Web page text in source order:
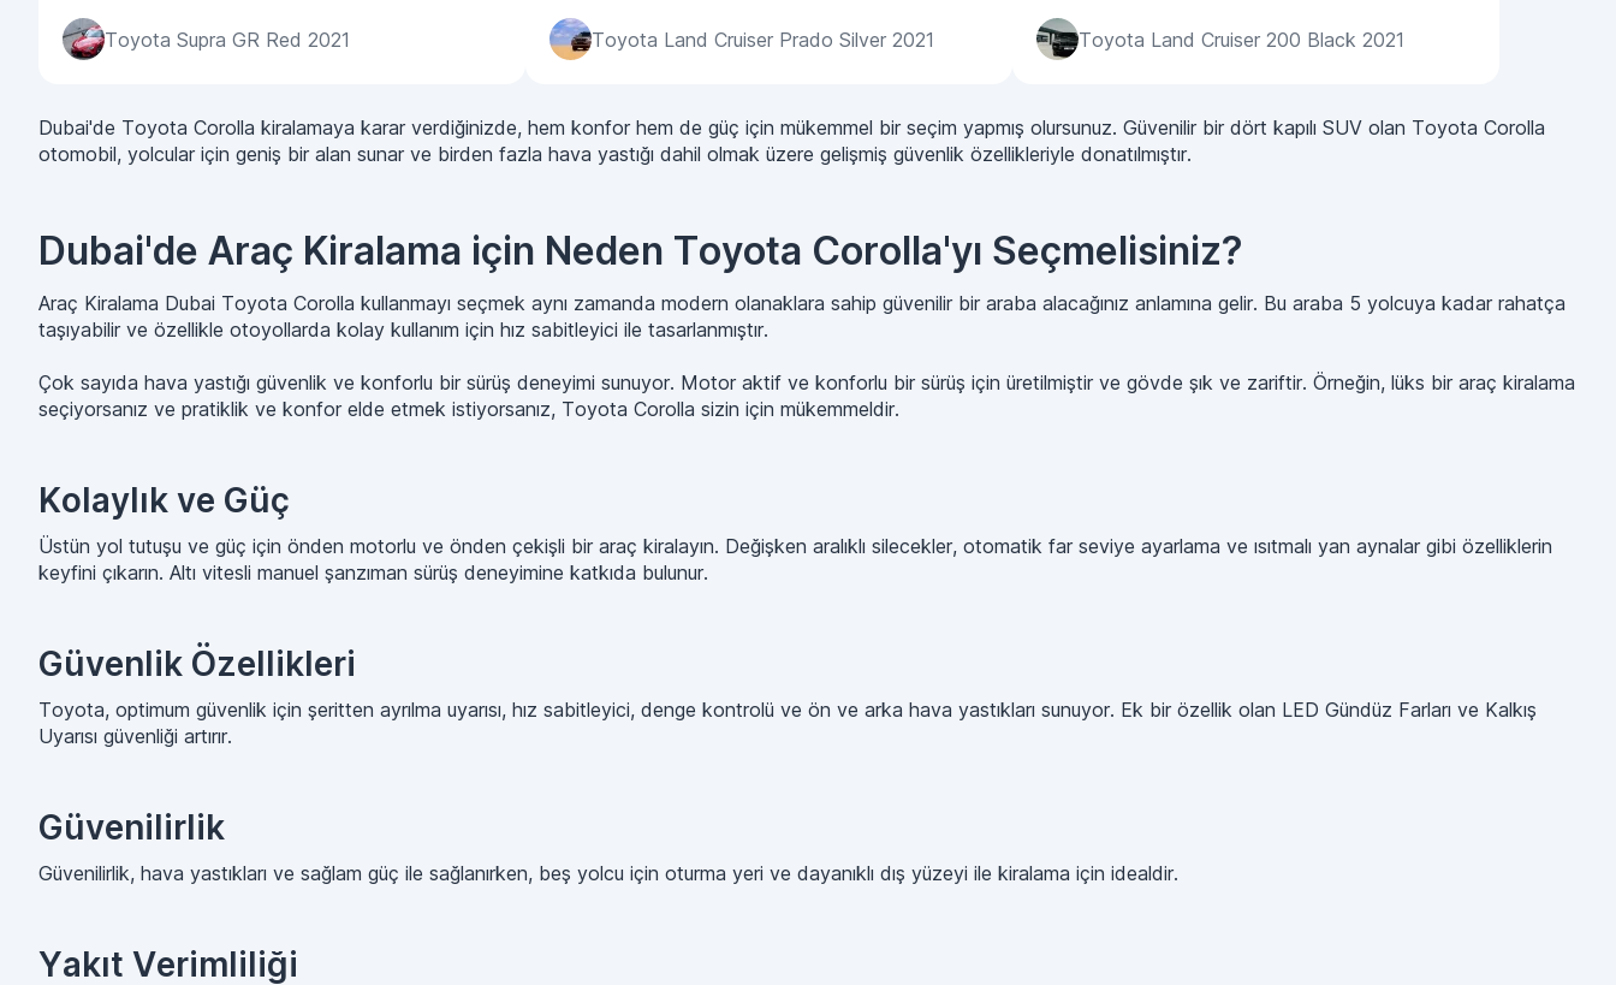
Toyota Supra GR Red 2021 Toyota Land Cruiser Prado Silver 2021 Toyota Land Cruiser 200 Black 2021
Dubai'de Toyota Corolla kiralamaya karar verdiğinizde, hem konfor hem de güç için mükemmel bir seçim yapmış olursunuz. Güvenilir bir dört kapılı SUV olan Toyota Corolla
otomobil, yolcular için geniş bir alan sunar ve birden fazla hava yastığı dahil olmak üzere gelişmiş güvenlik özellikleriyle donatılmıştır.
Dubai'de Araç Kiralama için Neden Toyota Corolla'yı Seçmelisiniz?
Araç Kiralama Dubai Toyota Corolla kullanmayı seçmek aynı zamanda modern olanaklara sahip güvenilir bir araba alacağınız anlamına gelir. Bu araba 5 yolcuya kadar rahatça
taşıyabilir ve özellikle otoyollarda kolay kullanım için hız sabitleyici ile tasarlanmıştır.
Çok sayıda hava yastığı güvenlik ve konforlu bir sürüş deneyimi sunuyor. Motor aktif ve konforlu bir sürüş için üretilmiştir ve gövde şık ve zariftir. Örneğin, lüks bir araç kiralama
seçiyorsanız ve pratiklik ve konfor elde etmek istiyorsanız, Toyota Corolla sizin için mükemmeldir.
Kolaylık ve Güç
Üstün yol tutuşu ve güç için önden motorlu ve önden çekişli bir araç kiralayın. Değişken aralıklı silecekler, otomatik far seviye ayarlama ve ısıtmalı yan aynalar gibi özelliklerin
keyfini çıkarın. Altı vitesli manuel şanzıman sürüş deneyimine katkıda bulunur.
Güvenlik Özellikleri
Toyota, optimum güvenlik için şeritten ayrılma uyarısı, hız sabitleyici, denge kontrolü ve ön ve arka hava yastıkları sunuyor. Ek bir özellik olan LED Gündüz Farları ve Kalkış
Uyarısı güvenliği artırır.
Güvenilirlik
Güvenilirlik, hava yastıkları ve sağlam güç ile sağlanırken, beş yolcu için oturma yeri ve dayanıklı dış yüzeyi ile kiralama için idealdir.
Yakıt Verimliliği